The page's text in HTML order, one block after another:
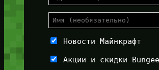
Новости Майнкрафт
Акции и скидки